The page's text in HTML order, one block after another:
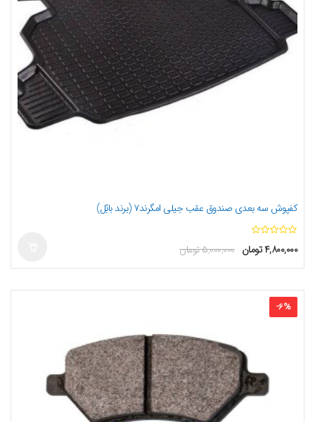
کفپوش سه بعدی صندوق عقب جیلی امگرند۷ (برند بابُل)
۵,۰۰۰,۰۰۰تومان ۴,۸۰۰,۰۰۰تومان
-6%